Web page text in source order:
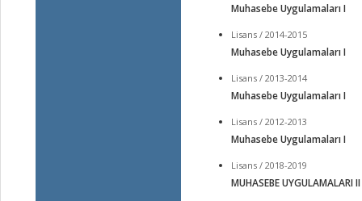
Muhasebe Uygulamaları I
Lisans / 2014-2015
Muhasebe Uygulamaları I
Lisans / 2013-2014
Muhasebe Uygulamaları I
Lisans / 2012-2013
Muhasebe Uygulamaları I
Lisans / 2018-2019
MUHASEBE UYGULAMALARI II